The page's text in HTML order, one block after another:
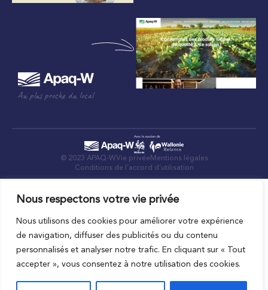
Nous respectons votre vie privée
Nous utilisons des cookies pour améliorer votre expérience
de navigation, diffuser des publicités ou du contenu
personnalisés et analyser notre trafic. En cliquant sur « Tout
accepter », vous consentez à notre utilisation des cookies.
Au plus proche du local
© 2023 APAQ-WVie privée Mentions légales
Conditions de l’accord d’utilisation